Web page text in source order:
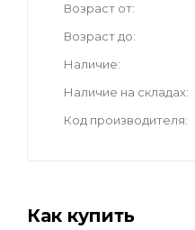
Возраст от
Возраст до
Наличие
Наличие на складах
Код производителя
Как купить